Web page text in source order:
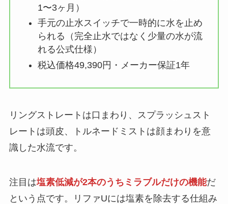
1〜3ヶ月）
手元の止水スイッチで一時的に水を止め
られる（完全止水ではなく少量の水が流
れる公式仕様）
税込価格49,390円・メーカー保証1年
リングストレートは口まわり、スプラッシュスト
レートは頭皮、トルネードミストは顔まわりを意
識した水流です。
注目は塩素低減が2本のうちミラブルだけの機能だ
という点です。リファUには塩素を除去する仕組み